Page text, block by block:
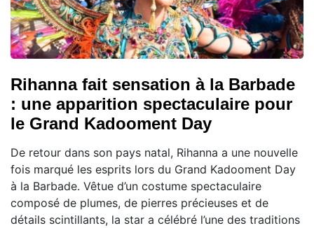
Rihanna fait sensation à la Barbade
: une apparition spectaculaire pour
le Grand Kadooment Day
De retour dans son pays natal, Rihanna a une nouvelle
fois marqué les esprits lors du Grand Kadooment Day
à la Barbade. Vêtue d’un costume spectaculaire
composé de plumes, de pierres précieuses et de
détails scintillants, la star a célébré l’une des traditions